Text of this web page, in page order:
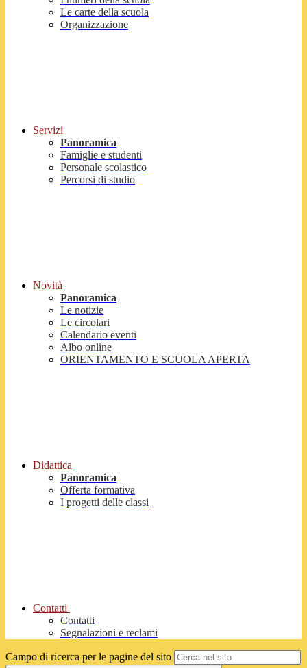
Le carte della scuola
Organizzazione
Servizi
Panoramica
Famiglie e studenti
Personale scolastico
Percorsi di studio
Novità
Panoramica
Le notizie
Le circolari
Calendario eventi
Albo online
ORIENTAMENTO E SCUOLA APERTA
Didattica
Panoramica
Offerta formativa
I progetti delle classi
Contatti
Contatti
Segnalazioni e reclami
Campo di ricerca per le pagine del sito